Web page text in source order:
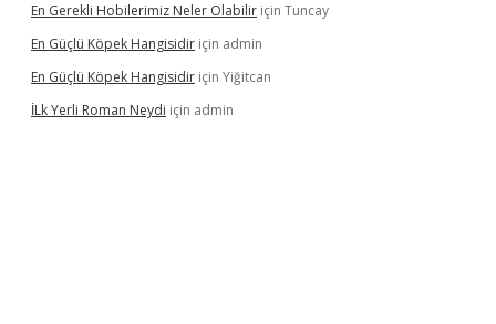
En Gerekli Hobilerimiz Neler Olabilir için Tuncay
En Güçlü Köpek Hangisidir için admin
En Güçlü Köpek Hangisidir için Yiğitcan
İLk Yerli Roman Neydi için admin